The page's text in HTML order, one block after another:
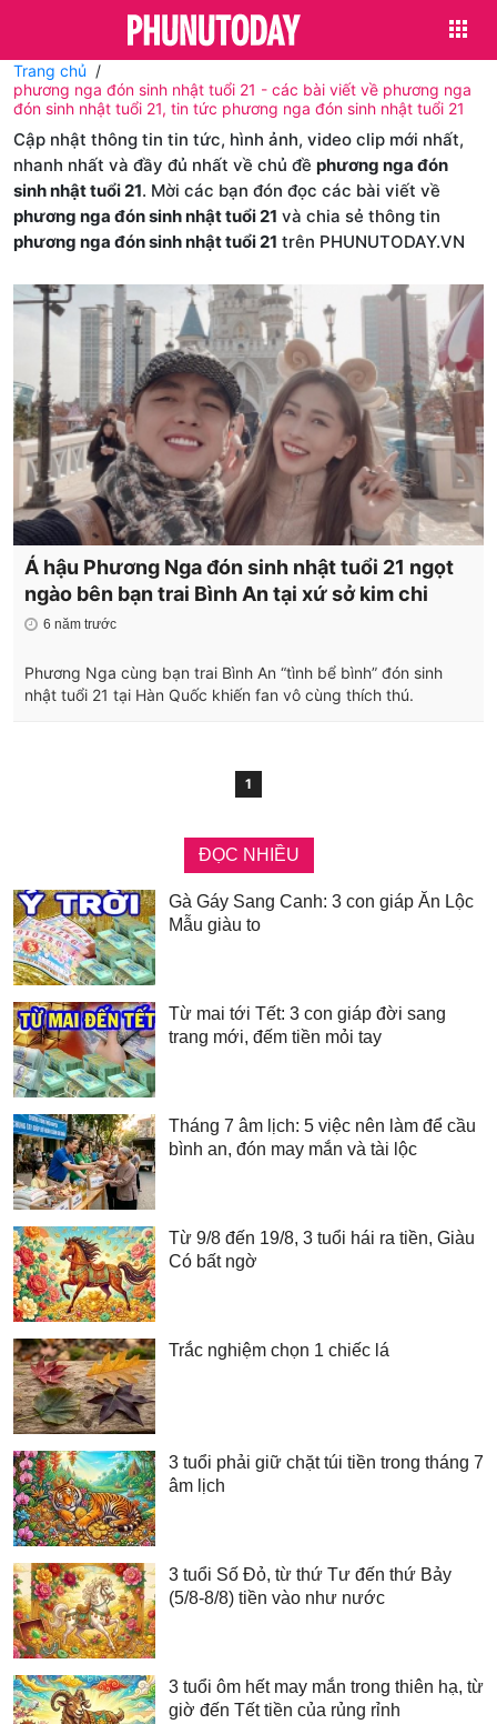
Trang chủ
phương nga đón sinh nhật tuổi 21 - các bài viết về phương nga
đón sinh nhật tuổi 21, tin tức phương nga đón sinh nhật tuổi 21
Cập nhật thông tin tin tức, hình ảnh, video clip mới nhất,
nhanh nhất và đầy đủ nhất về chủ đề phương nga đón
sinh nhật tuổi 21. Mời các bạn đón đọc các bài viết về
phương nga đón sinh nhật tuổi 21 và chia sẻ thông tin
phương nga đón sinh nhật tuổi 21 trên PHUNUTODAY.VN
Á hậu Phương Nga đón sinh nhật tuổi 21 ngọt
ngào bên bạn trai Bình An tại xứ sở kim chi
6 năm trước
Phương Nga cùng bạn trai Bình An “tình bể bình” đón sinh
nhật tuổi 21 tại Hàn Quốc khiến fan vô cùng thích thú.
1
ĐỌC NHIỀU
Gà Gáy Sang Canh: 3 con giáp Ăn Lộc
Mẫu giàu to
Từ mai tới Tết: 3 con giáp đời sang
trang mới, đếm tiền mỏi tay
Tháng 7 âm lịch: 5 việc nên làm để cầu
bình an, đón may mắn và tài lộc
Từ 9/8 đến 19/8, 3 tuổi hái ra tiền, Giàu
Có bất ngờ
Trắc nghiệm chọn 1 chiếc lá
3 tuổi phải giữ chặt túi tiền trong tháng 7
âm lịch
3 tuổi Số Đỏ, từ thứ Tư đến thứ Bảy
(5/8-8/8) tiền vào như nước
3 tuổi ôm hết may mắn trong thiên hạ, từ
giờ đến Tết tiền của rủng rỉnh